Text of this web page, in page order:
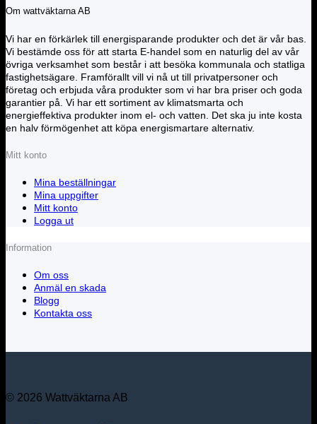
Om wattväktarna AB
Vi har en förkärlek till energisparande produkter och det är vår bas.
Vi bestämde oss för att starta E-handel som en naturlig del av vår
övriga verksamhet som består i att besöka kommunala och statliga
fastighetsägare. Framförallt vill vi nå ut till privatpersoner och
företag och erbjuda våra produkter som vi har bra priser och goda
garantier på. Vi har ett sortiment av klimatsmarta och
energieffektiva produkter inom el- och vatten. Det ska ju inte kosta
en halv förmögenhet att köpa energismartare alternativ.
Mitt konto
Mina beställningar
Mina uppgifter
Mitt konto
Logga ut
Information
Om oss
Anmäl en skada
Blogg
Kontakta oss
© 2026 Wattväktarna AB